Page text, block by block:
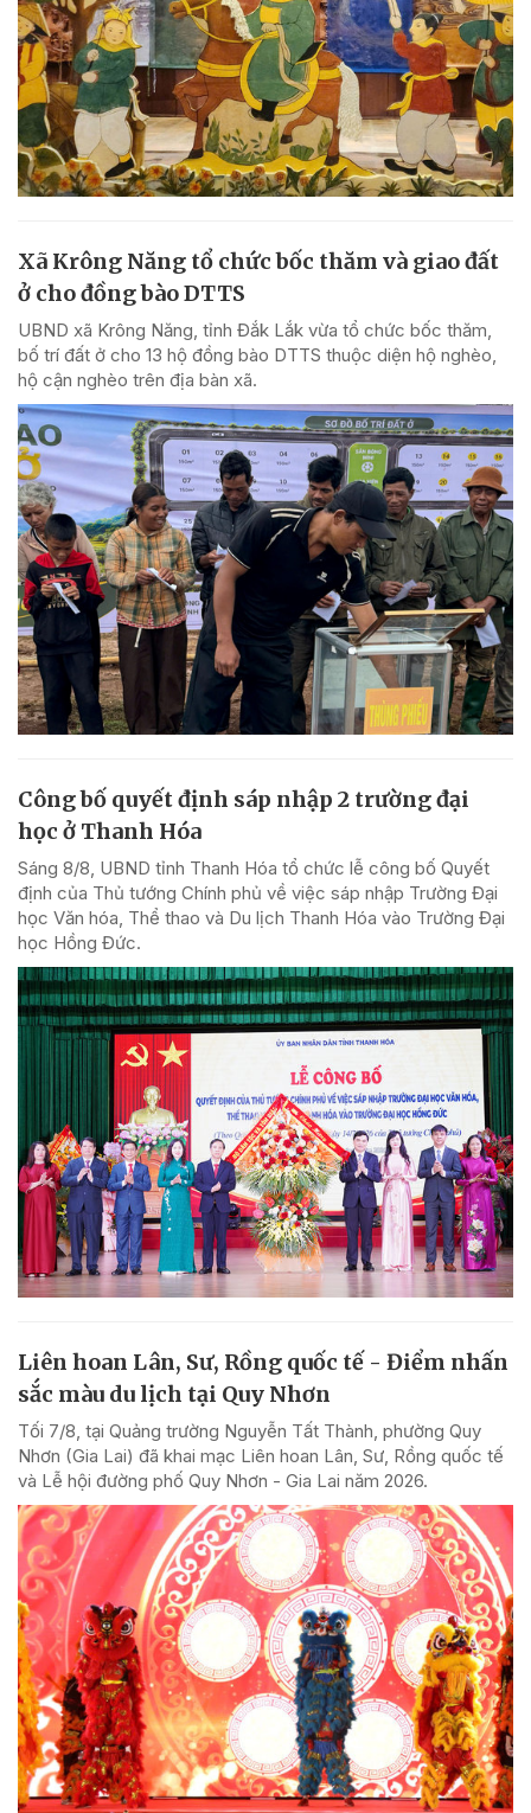
Xã Krông Năng tổ chức bốc thăm và giao đất
ở cho đồng bào DTTS
UBND xã Krông Năng, tỉnh Đắk Lắk vừa tổ chức bốc thăm,
bố trí đất ở cho 13 hộ đồng bào DTTS thuộc diện hộ nghèo,
hộ cận nghèo trên địa bàn xã.
Công bố quyết định sáp nhập 2 trường đại
học ở Thanh Hóa
Sáng 8/8, UBND tỉnh Thanh Hóa tổ chức lễ công bố Quyết
định của Thủ tướng Chính phủ về việc sáp nhập Trường Đại
học Văn hóa, Thể thao và Du lịch Thanh Hóa vào Trường Đại
học Hồng Đức.
Liên hoan Lân, Sư, Rồng quốc tế - Điểm nhấn
sắc màu du lịch tại Quy Nhơn
Tối 7/8, tại Quảng trường Nguyễn Tất Thành, phường Quy
Nhơn (Gia Lai) đã khai mạc Liên hoan Lân, Sư, Rồng quốc tế
và Lễ hội đường phố Quy Nhơn - Gia Lai năm 2026.